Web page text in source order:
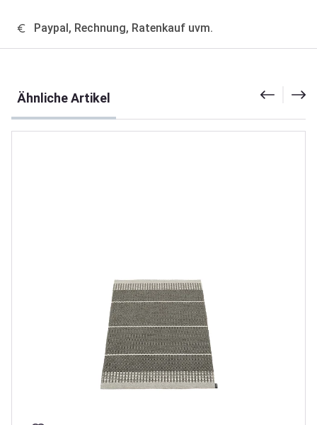
Paypal, Rechnung, Ratenkauf uvm.
Ähnliche Artikel